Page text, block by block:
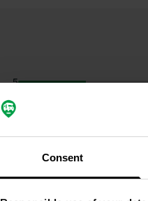
Consent
5
4
2